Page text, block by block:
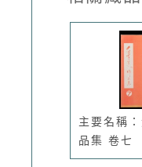
主要名稱
品集 卷七